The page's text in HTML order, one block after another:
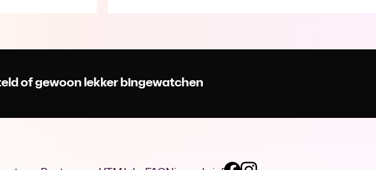
of gewoon lekker bingewatchen